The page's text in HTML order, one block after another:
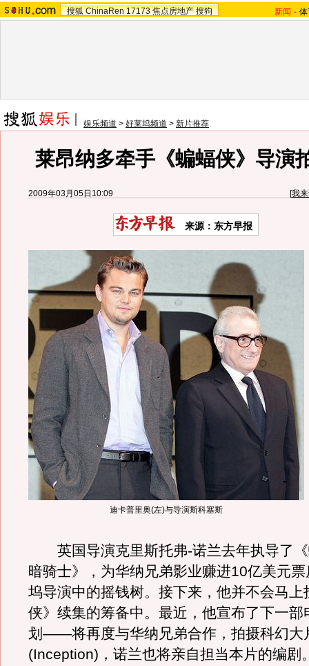
搜狐 ChinaRen 17173 焦点房地产 搜狗 新闻 -
娱乐频道 > 好莱坞频道 > 新片推荐
莱昂纳多牵手《蝙蝠侠》导演
2009年03月05日10:09 [我
来源：东方早报
迪卡普里奥(左)与导演斯科塞斯
英国导演克里斯托弗-诺兰去年执导了《
暗骑士》，为华纳兄弟影业赚进10亿美元
坞导演中的摇钱树。接下来，他并不会马上
侠》续集的筹备中。最近，他宣布了下一部
划——将再度与华纳兄弟合作，拍摄科幻大
(Inception)，诺兰也将亲自担当本片的编剧